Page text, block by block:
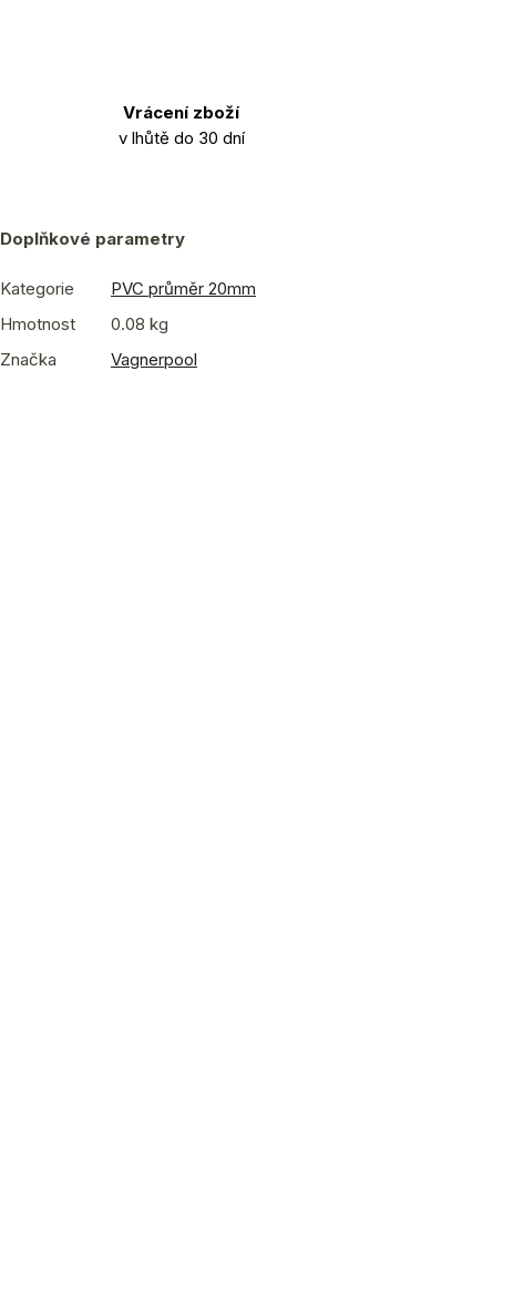
Vrácení zboží
v lhůtě do 30 dní
Doplňkové parametry
Kategorie
PVC průměr 20mm
Hmotnost
0.08 kg
Značka
Vagnerpool